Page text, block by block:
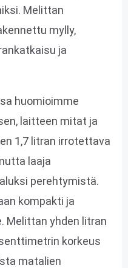
Melittan
mylly,
ja
huomioimme
laitteen mitat ja
1,7 litran irrotettava
laaja
perehtymistä.
kompakti ja
Melittan yhden litran
korkeus
matalien